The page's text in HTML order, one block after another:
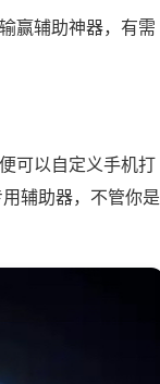
赢辅助神器，有需
可以自定义手机打
辅助器，不管你是